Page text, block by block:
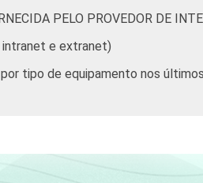
PELO PROVEDOR DE
intranet e extranet)
tipo de equipamento nos